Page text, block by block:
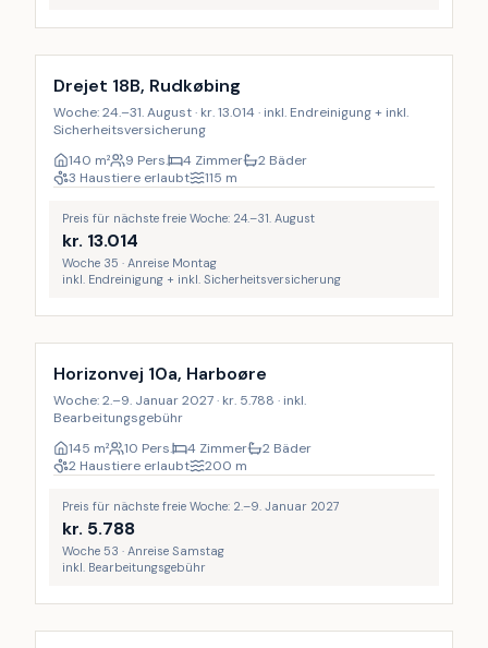
Inkl. Endreinigung
Drejet 18B, Rudkøbing
Woche: 24.–31. August · kr. 13.014 · inkl. Endreinigung + inkl.
Sicherheitsversicherung
140 m² 9 Pers. 4 Zimmer
2 Bäder
3 Haustiere erlaubt
115 m
Preis für nächste freie Woche: 24.–31. August
kr. 13.014
Woche 35 · Anreise Montag
inkl. Endreinigung + inkl. Sicherheitsversicherung
Horizonvej 10a, Harboøre
Woche: 2.–9. Januar 2027 · kr. 5.788 · inkl.
Bearbeitungsgebühr
145 m² 10 Pers. 4 Zimmer
2 Bäder
2 Haustiere erlaubt
200 m
Preis für nächste freie Woche: 2.–9. Januar 2027
kr. 5.788
Woche 53 · Anreise Samstag
inkl. Bearbeitungsgebühr